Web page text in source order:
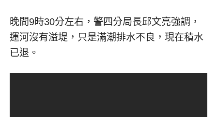
晚間9時30分左右，警四分局長邱文亮強調，
運河沒有溢堤，只是滿潮排水不良，現在積水
已退。